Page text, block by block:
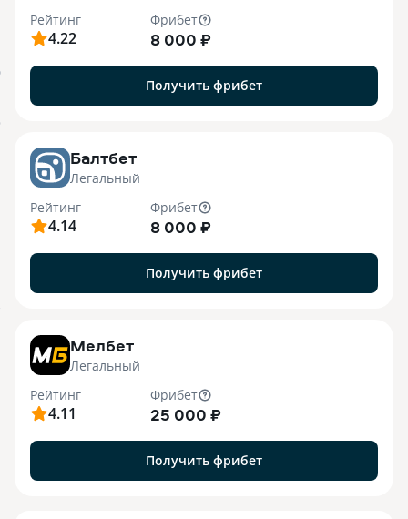
Рейтинг
4.22
Фрибет
8 000 ₽
Получить фрибет
Балтбет
Легальный
Рейтинг
4.14
Фрибет
8 000 ₽
Получить фрибет
Мелбет
Легальный
Рейтинг
4.11
Фрибет
25 000 ₽
Получить фрибет